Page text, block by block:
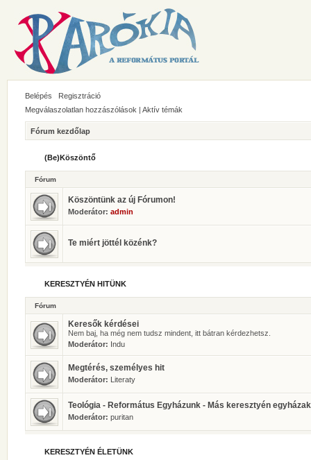
Belépés
Regisztráció
Megválaszolatlan hozzászólások | Aktív témák
Fórum kezdőlap
(Be)Köszöntő
Fórum
Köszöntünk az új Fórumon!
Moderátor: admin
Te miért jöttél közénk?
KERESZTYÉN HITÜNK
Fórum
Keresők kérdései
Nem baj, ha még nem tudsz mindent, itt bátran kérdezhetsz.
Moderátor: Indu
Megtérés, személyes hit
Moderátor: Literaty
Teológia - Református Egyházunk - Más keresztyén egyházak
Moderátor: puritan
KERESZTYÉN ÉLETÜNK